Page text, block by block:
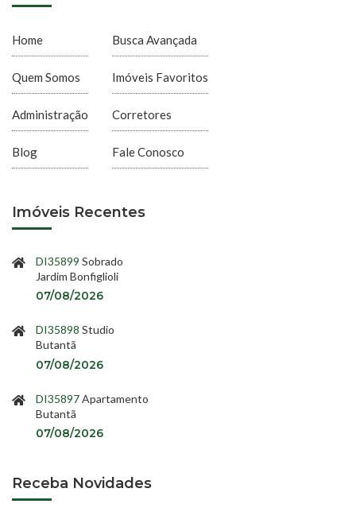
Home
Quem Somos
Administração
Blog
Busca Avançada
Imóveis Favoritos
Corretores
Fale Conosco
Imóveis Recentes
DI35899 Sobrado
Jardim Bonfiglioli
07/08/2026
DI35898 Studio
Butantã
07/08/2026
DI35897Apartamento
Butantã
07/08/2026
Receba Novidades